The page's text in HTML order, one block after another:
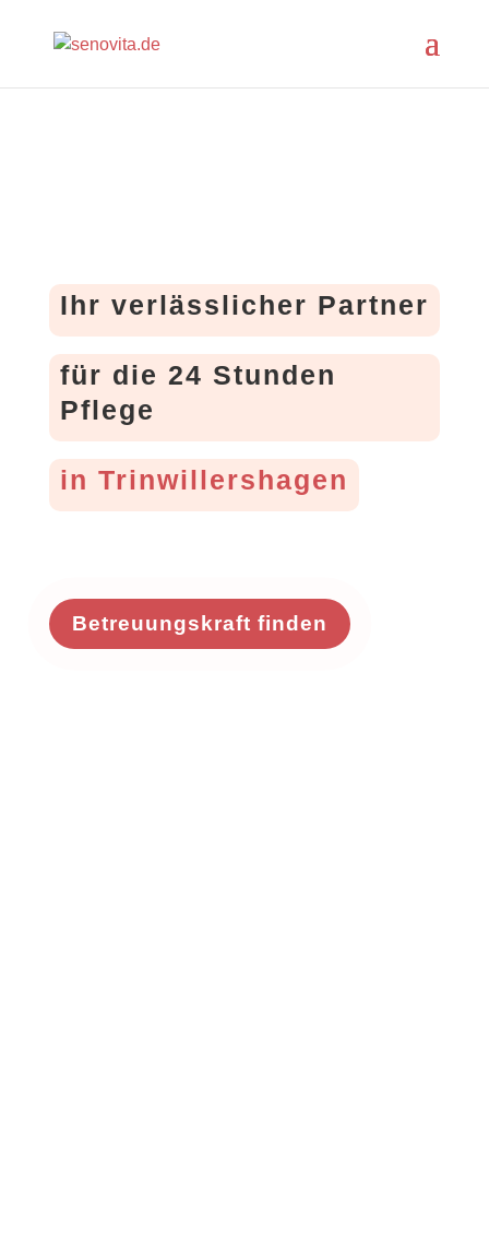
Ihr verlässlicher Partner
für die 24 Stunden
Pflege
in Trinwillershagen
Betreuungskraft finden